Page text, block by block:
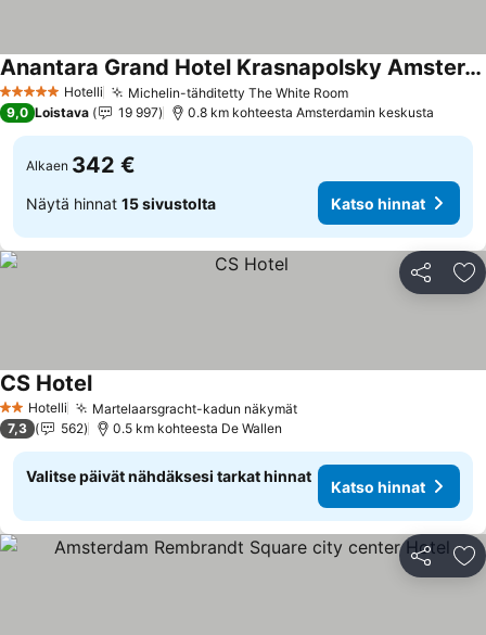
5 Tähtiluokitus
Hotelli Michelin-tähditetty The White RoomKatso hinnat
Anantara Grand Hotel Krasnapolsky Amsterdam
Katso hinnat
9,0 Loistava 19 997 0.8 km kohteesta Amsterdamin keskusta
Alkaen 342 €
Näytä hinnat 15 sivustolta Katso hinnat
Jaa
2 Tähtiluokitus
Hotelli Martelaarsgracht-kadun näkymätKatso hinnat
CS HotelKatso hinnat
7,3 562 0.5 km kohteesta De Wallen
Valitse päivät nähdäksesi tarkat hinnat
Katso hinnat
Jaa